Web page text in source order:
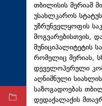
რეგიონი
კულტურა
სპორტი
ტექნოლოგიები
ტაბლოიდი
არქივი
თბილისის მერიამ
უსახლკაროს
უზრუნველყოფის
მოგვარებისთვის,
მუნიციპალიტეტის
რომელიც მერიას,
დეველოპერული
აღნიშნული
საზოგადოებას
დედაქალაქის